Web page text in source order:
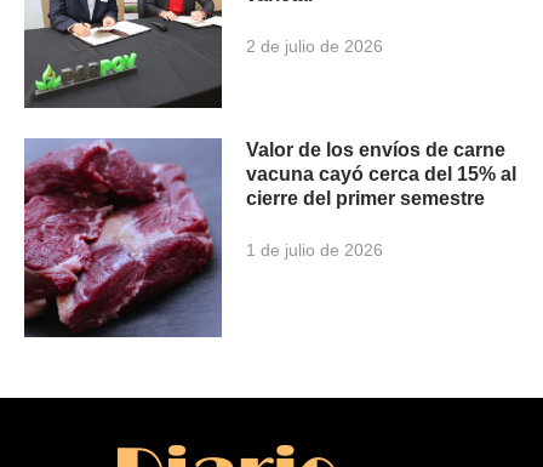
2 de julio de 2026
Valor de los envíos de carne
vacuna cayó cerca del 15% al
cierre del primer semestre
1 de julio de 2026